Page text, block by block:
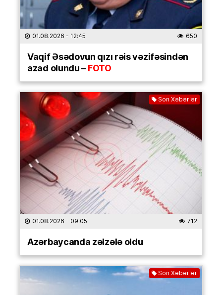
01.08.2026 - 12:45 650
Vaqif Əsədovun qızı rəis vəzifəsindən
azad olundu –FOTO
Son Xəbərlər
01.08.2026 - 09:05 712
Azərbaycanda zəlzələ oldu
Son Xəbərlər